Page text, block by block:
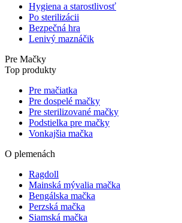
Hygiena a starostlivosť
Po sterilizácii
Bezpečná hra
Lenivý maznáčik
Pre Mačky
Top produkty
Pre mačiatka
Pre dospelé mačky
Pre sterilizované mačky
Podstielka pre mačky
Vonkajšia mačka
O plemenách
Ragdoll
Mainská mývalia mačka
Bengálska mačka
Perzská mačka
Siamská mačka